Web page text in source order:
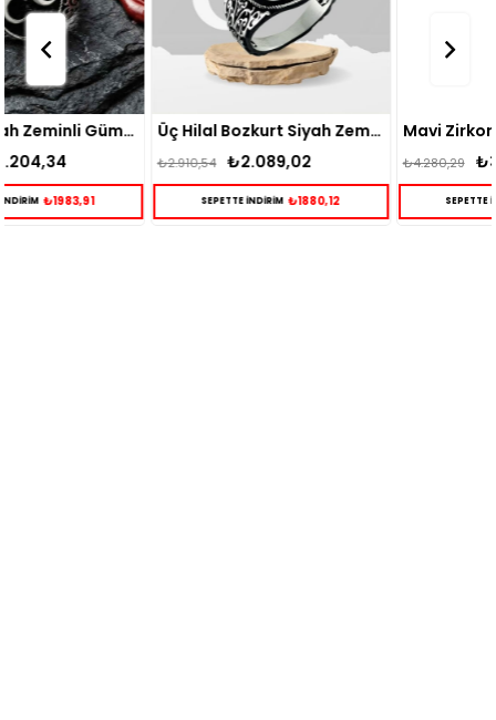
Üç Hilal Bozkurt Siyah Zeminli Gümüş Yüzük
₺2.089,02
₺2.910,54
SEPETTE İNDİRİM
Mavi Zirkon Taşlı Üç Hilal Kenarları Lale Gümüş Erkek Yüzük
₺3.364,64
₺4.280,29
SEPETTE İNDİRİM